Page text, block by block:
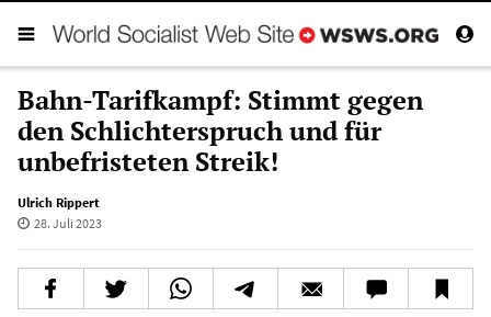
Bahn-Tarifkampf: Stimmt gegen
den Schlichterspruch und für
unbefristeten Streik!
Ulrich Rippert
28. Juli 2023